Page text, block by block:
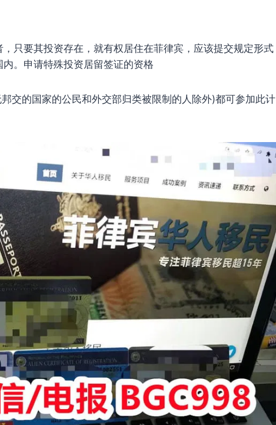
要其投资存在，就有权居住在菲律宾，应该提交规定形式
。申请特殊投资居留签证的资格
的国家的公民和外交部归类被限制的人除外)都可参加此计